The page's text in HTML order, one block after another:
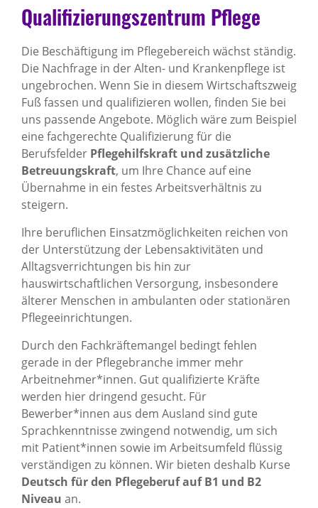
Qualifizierungszentrum Pflege
Die Beschäftigung im Pflegebereich wächst ständig.
Die Nachfrage in der Alten- und Krankenpflege ist
ungebrochen. Wenn Sie in diesem Wirtschaftszweig
Fuß fassen und qualifizieren wollen, finden Sie bei
uns passende Angebote. Möglich wäre zum Beispiel
eine fachgerechte Qualifizierung für die
Berufsfelder Pflegehilfskraft und zusätzliche
Betreuungskraft, um Ihre Chance auf eine
Übernahme in ein festes Arbeitsverhältnis zu
steigern.
Ihre beruflichen Einsatzmöglichkeiten reichen von
der Unterstützung der Lebensaktivitäten und
Alltagsverrichtungen bis hin zur
hauswirtschaftlichen Versorgung, insbesondere
älterer Menschen in ambulanten oder stationären
Pflegeeinrichtungen.
Durch den Fachkräftemangel bedingt fehlen
gerade in der Pflegebranche immer mehr
Arbeitnehmer*innen. Gut qualifizierte Kräfte
werden hier dringend gesucht. Für
Bewerber*innen aus dem Ausland sind gute
Sprachkenntnisse zwingend notwendig, um sich
mit Patient*innen sowie im Arbeitsumfeld flüssig
verständigen zu können. Wir bieten deshalb Kurse
Deutsch für den Pflegeberuf auf B1 und B2
Niveau an.